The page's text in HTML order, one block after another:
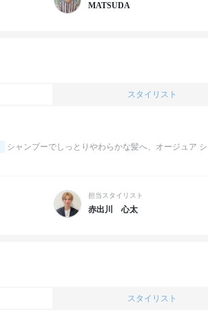
MATSUDA
スタイリスト
シャンプーでしっとりやわらかな髪へ、オージュア シ
担当スタイリスト
赤出川 心太
スタイリスト